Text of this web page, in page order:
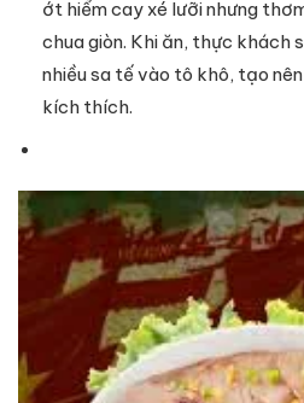
ớt hiểm cay xé lưỡi nhưng
chua giòn. Khi ăn, thực khách
nhiều sa tế vào tô khô, tạo
kích thích.